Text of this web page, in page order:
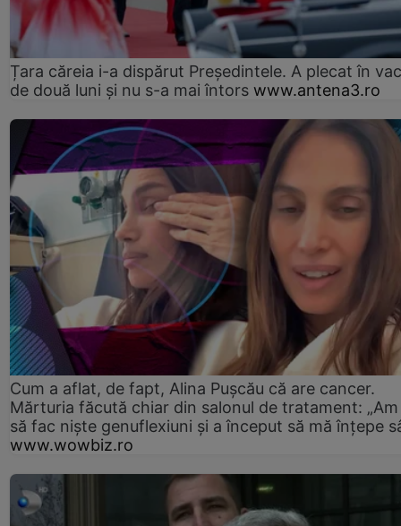
Țara căreia i-a dispărut Președintele. A plecat în
de două luni și nu s-a mai întors www.antena3.ro
Cum a aflat, de fapt, Alina Pușcău că are cancer.
Mărturia făcută chiar din salonul de tratament:
să fac niște genuflexiuni și a început să mă înțepe
www.wowbiz.ro